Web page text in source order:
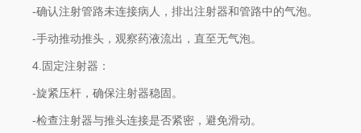
-确认注射管路未连接病人，排出注射器和管路中的气泡。
-手动推动推头，观察药液流出，直至无气泡。
4.固定注射器：
-旋紧压杆，确保注射器稳固。
-检查注射器与推头连接是否紧密，避免滑动。